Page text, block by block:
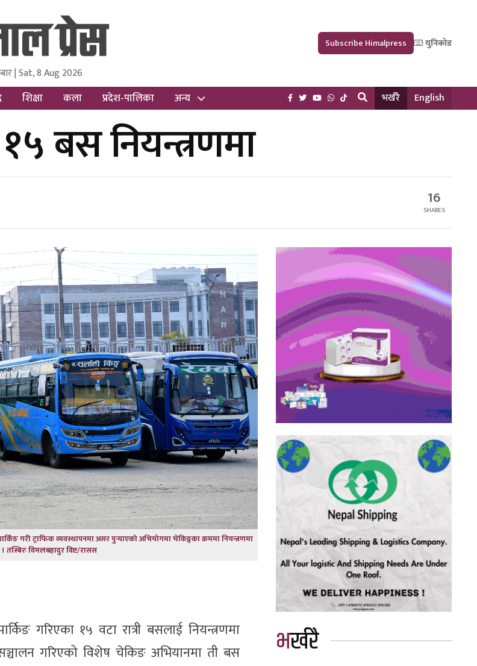
Research Pvt Ltd.
| Sat, 8 Aug 2026
Subscribe Himalpress युनिकोड
शिक्षा कला प्रदेश-पालिका अन्य भर्खरै English
बस नियन्त्रणमा
16
SHARES
गरी ट्राफिक व्यवस्थापनमा असर पुर्‍याएको अभियोगमा चेकिङ्गका क्रममा नियन्त्रणमा
तस्बिरः विमलबहादुर विष्ट/रासस
गरिएका १५ वटा रात्री बसलाई नियन्त्रणमा
गरिएको विशेष चेकिङ अभियानमा ती बस
भर्खरै